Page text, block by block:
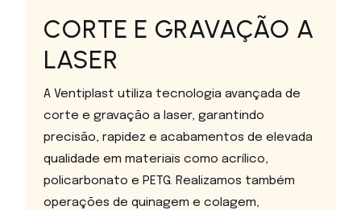
CORTE E GRAVAÇÃO A
LASER
A Ventiplast utiliza tecnologia avançada de
corte e gravação a laser, garantindo
precisão, rapidez e acabamentos de elevada
qualidade em materiais como acrílico,
policarbonato e PETG. Realizamos também
operações de quinagem e colagem,